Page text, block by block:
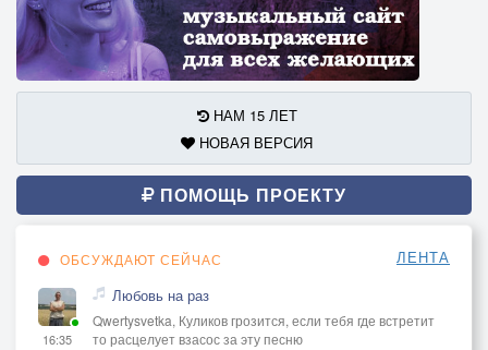
НАМ 15 ЛЕТ
НОВАЯ ВЕРСИЯ
ПОМОЩЬ ПРОЕКТУ
ОБСУЖДАЮТ СЕЙЧАС ЛЕНТА
16:35
Любовь на раз
Qwertysvetka, Куликов грозится, если тебя где встретит
то расцелует взасос за эту песню